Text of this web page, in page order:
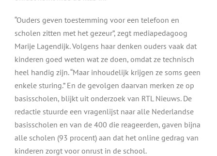
“Ouders geven toestemming voor een telefoon en
scholen zitten met het gezeur”, zegt mediapedagoog
Marije Lagendijk. Volgens haar denken ouders vaak dat
kinderen goed weten wat ze doen, omdat ze technisch
heel handig zijn. “Maar inhoudelijk krijgen ze soms geen
enkele sturing.” En de gevolgen daarvan merken ze op
basisscholen, blijkt uit onderzoek van RTL Nieuws. De
redactie stuurde een vragenlijst naar alle Nederlandse
basisscholen en van de 400 die reageerden, gaven bijna
alle scholen (93 procent) aan dat het online gedrag van
kinderen zorgt voor onrust in de school.